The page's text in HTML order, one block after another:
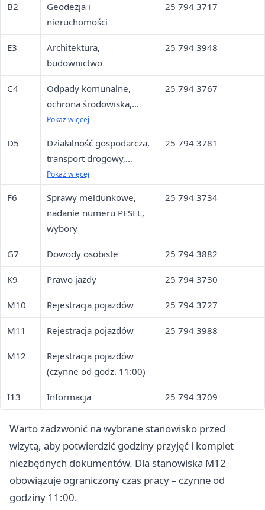
B2
Geodezja i
nieruchomości
25 794 3717
E3
Architektura,
budownictwo
25 794 3948
C4
Odpady komunalne,
ochrona środowiska,
sprawy mieszkaniowe,
Pokaż więcej
25 794 3767
D5
Działalność gospodarcza,
transport drogowy,
zezwolenia alkoholowe,
Pokaż więcej
25 794 3781
F6
Sprawy meldunkowe,
nadanie numeru PESEL,
wybory
25 794 3734
G7 Dowody osobiste 25 794 3882
K9 Prawo jazdy 25 794 3730
M10 Rejestracja pojazdów 25 794 3727
M11 Rejestracja pojazdów 25 794 3988
M12
Rejestracja pojazdów
(czynne od godz. 11:00)
I13 Informacja 25 794 3709
Warto zadzwonić na wybrane stanowisko przed
wizytą, aby potwierdzić godziny przyjęć i komplet
niezbędnych dokumentów. Dla stanowiska M12
obowiązuje ograniczony czas pracy – czynne od
godziny 11:00.